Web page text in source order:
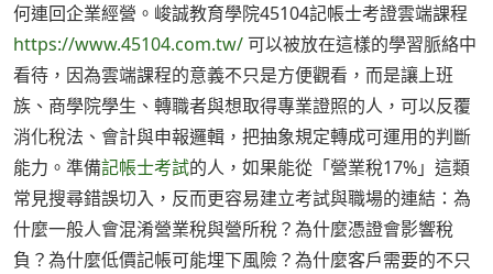
何連回企業經營。峻誠教育學院45104記帳士考證雲端課程
https://www.45104.com.tw/ 可以被放在這樣的學習脈絡中
看待，因為雲端課程的意義不只是方便觀看，而是讓上班
族、商學院學生、轉職者與想取得專業證照的人，可以反覆
消化稅法、會計與申報邏輯，把抽象規定轉成可運用的判斷
能力。準備記帳士考試的人，如果能從「營業稅17%」這類
常見搜尋錯誤切入，反而更容易建立考試與職場的連結：為
什麼一般人會混淆營業稅與營所稅？為什麼憑證會影響稅
負？為什麼低價記帳可能埋下風險？為什麼客戶需要的不只